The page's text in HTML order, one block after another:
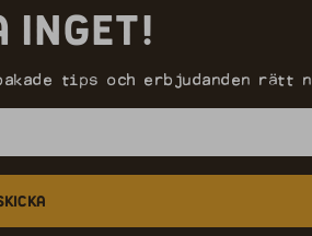
inget!
tips och erbjudanden rätt